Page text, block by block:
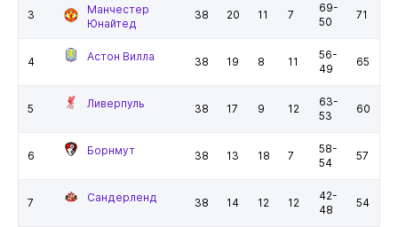
3
Манчестер
Юнайтед
38 20 11 7
69-
50
71
4 Астон Вилла 38 19 8 11
56-
49
65
5 Ливерпуль 38 17 9 12
63-
53
60
6 Борнмут 38 13 18 7
58-
54
57
7 Сандерленд 38 14 12 12
42-
48
54